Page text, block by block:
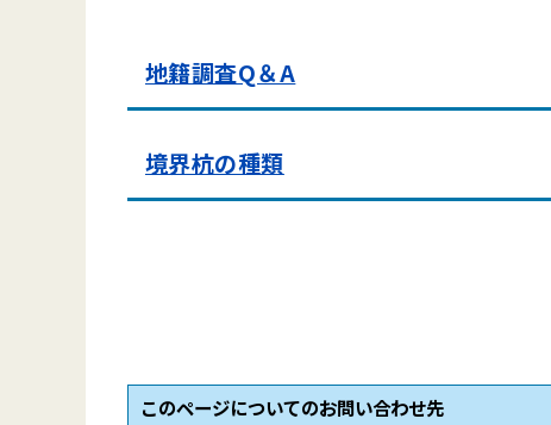
地籍調査Q＆A
境界杭の種類
このページについてのお問い合わせ先